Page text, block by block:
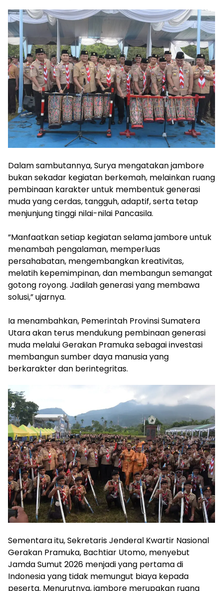
‎Dalam sambutannya, Surya mengatakan jambore
bukan sekadar kegiatan berkemah, melainkan ruang
pembinaan karakter untuk membentuk generasi
muda yang cerdas, tangguh, adaptif, serta tetap
menjunjung tinggi nilai-nilai Pancasila.
‎”Manfaatkan setiap kegiatan selama jambore untuk
menambah pengalaman, memperluas
persahabatan, mengembangkan kreativitas,
melatih kepemimpinan, dan membangun semangat
gotong royong. Jadilah generasi yang membawa
solusi,” ujarnya.
‎Ia menambahkan, Pemerintah Provinsi Sumatera
Utara akan terus mendukung pembinaan generasi
muda melalui Gerakan Pramuka sebagai investasi
membangun sumber daya manusia yang
berkarakter dan berintegritas.
‎Sementara itu, Sekretaris Jenderal Kwartir Nasional
Gerakan Pramuka, Bachtiar Utomo, menyebut
Jamda Sumut 2026 menjadi yang pertama di
Indonesia yang tidak memungut biaya kepada
peserta. Menurutnya, jambore merupakan ruang